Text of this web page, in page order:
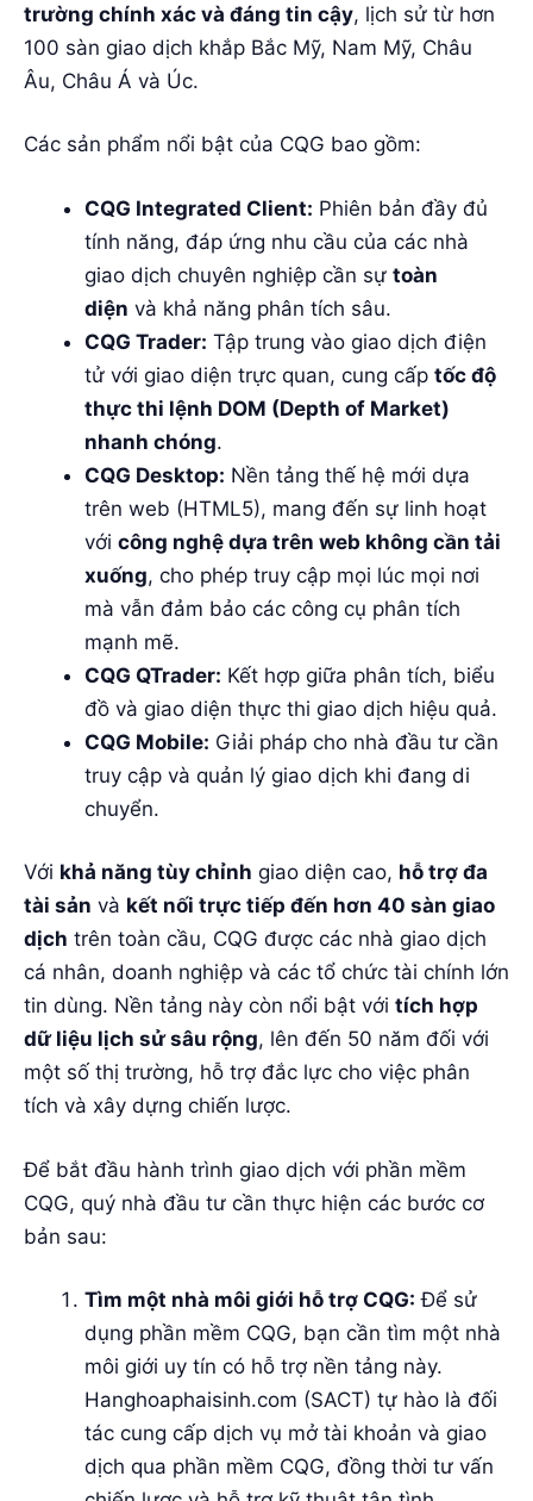
trường chính xác và đáng tin cậy, lịch sử từ hơn
100 sàn giao dịch khắp Bắc Mỹ, Nam Mỹ, Châu
Âu, Châu Á và Úc.
Các sản phẩm nổi bật của CQG bao gồm:
CQG Integrated Client: Phiên bản đầy đủ
tính năng, đáp ứng nhu cầu của các nhà
giao dịch chuyên nghiệp cần sự toàn
diện và khả năng phân tích sâu.
CQG Trader: Tập trung vào giao dịch điện
tử với giao diện trực quan, cung cấp tốc độ
thực thi lệnh DOM (Depth of Market)
nhanh chóng.
CQG Desktop: Nền tảng thế hệ mới dựa
trên web (HTML5), mang đến sự linh hoạt
với công nghệ dựa trên web không cần tải
xuống, cho phép truy cập mọi lúc mọi nơi
mà vẫn đảm bảo các công cụ phân tích
mạnh mẽ.
CQG QTrader: Kết hợp giữa phân tích, biểu
đồ và giao diện thực thi giao dịch hiệu quả.
CQG Mobile: Giải pháp cho nhà đầu tư cần
truy cập và quản lý giao dịch khi đang di
chuyển.
Với khả năng tùy chỉnh giao diện cao, hỗ trợ đa
tài sản và kết nối trực tiếp đến hơn 40 sàn giao
dịch trên toàn cầu, CQG được các nhà giao dịch
cá nhân, doanh nghiệp và các tổ chức tài chính lớn
tin dùng. Nền tảng này còn nổi bật với tích hợp
dữ liệu lịch sử sâu rộng, lên đến 50 năm đối với
một số thị trường, hỗ trợ đắc lực cho việc phân
tích và xây dựng chiến lược.
Để bắt đầu hành trình giao dịch với phần mềm
CQG, quý nhà đầu tư cần thực hiện các bước cơ
bản sau:
Tìm một nhà môi giới hỗ trợ CQG: Để sử
dụng phần mềm CQG, bạn cần tìm một nhà
môi giới uy tín có hỗ trợ nền tảng này.
Hanghoaphaisinh.com (SACT) tự hào là đối
tác cung cấp dịch vụ mở tài khoản và giao
dịch qua phần mềm CQG, đồng thời tư vấn